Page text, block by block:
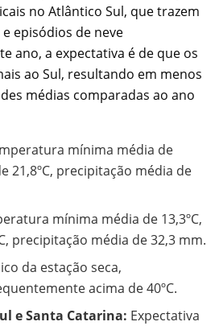
no Atlântico Sul, que trazem
episódios de neve
ano, a expectativa é de que os
ao Sul, resultando em menos
médias comparadas ao ano
mínima média de
21,8ºC, precipitação média de
mínima média de 13,3ºC,
precipitação média de 32,3 mm.
da estação seca,
acima de 40ºC.
e Santa Catarina: Expectativa